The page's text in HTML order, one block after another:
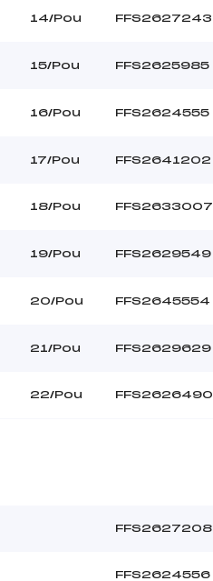
14/Pou FFS2627243
15/Pou FFS2625985
16/Pou FFS2624555
17/Pou FFS2641202
18/Pou FFS2633007
19/Pou FFS2629549
20/Pou FFS2645554
21/Pou FFS2629629
22/Pou FFS2626490
FFS2627208
FFS2624556